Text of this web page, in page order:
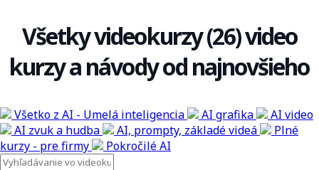
Všetky videokurzy (26) video
kurzy a návody od najnovšieho
Všetko z AI - Umelá inteligencia AI grafika
AI video
AI zvuk a hudba
AI, prompty, základé videá
Plné
kurzy - pre firmy
Pokročilé AI